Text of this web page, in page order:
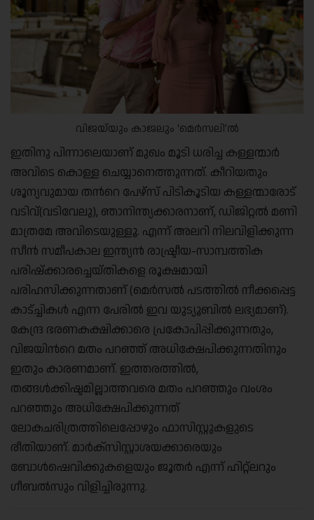
വിജയ്‌യും കാജലും ‘മെർസലി’ൽ
ഇതിനു പിന്നാലെയാണ് മുഖം മൂടി ധരിച്ച കള്ളന്മാര്‍
അവിടെ കൊള്ള ചെയ്യാനെത്തുന്നത്. കീറിയതും
ശൂന്യവുമായ തന്‍റെ പേഴ്സ് പിടികൂടിയ കള്ളന്മാരോട്
വടിവ്(വടിവേലു), ഞാനിന്ത്യക്കാരനാണ്, ഡിജിറ്റല്‍ മണി
മാത്രമേ അവിടെയുള്ളൂ. എന്ന് അലറി നിലവിളിക്കുന്ന
സീന്‍ സമീപകാല ഇന്ത്യന്‍ രാഷ്ട്രീയ-സാമ്പത്തിക
പരിഷ്ക്കാരച്ചെയ്തികളെ രൂക്ഷമായി
പരിഹസിക്കുന്നതാണ് (മെര്‍സല്‍ പടത്തില്‍ നീക്കപ്പെട്ട
കാട്ച്ചികള്‍ എന്ന പേരില്‍ ഇവ യുട്യൂബില്‍ ലഭ്യമാണ്).
കേന്ദ്ര ഭരണകക്ഷിക്കാരെ പ്രകോപിപ്പിക്കുന്നതും,
വിജയിന്‍റെ മതം പറഞ്ഞ് അധിക്ഷേപിക്കുന്നതിനും
ഇതും കാരണമാണ്. ഇത്തരത്തില്‍,
തങ്ങള്‍ക്കിഷ്ടമില്ലാത്തവരെ മതം പറഞ്ഞും വംശം
പറഞ്ഞും അധിക്ഷേപിക്കുന്നത്
ലോകചരിത്രത്തിലെപ്പോഴും ഫാസിസ്റ്റുകളുടെ
രീതിയാണ്. മാര്‍ക്സിസ്റ്റാശയക്കാരെയും
ബോള്‍ഷെവിക്കുകളെയും ജൂതര്‍ എന്ന് ഹിറ്റ്ലറും
ഗീബല്‍സും വിളിച്ചിരുന്നു.